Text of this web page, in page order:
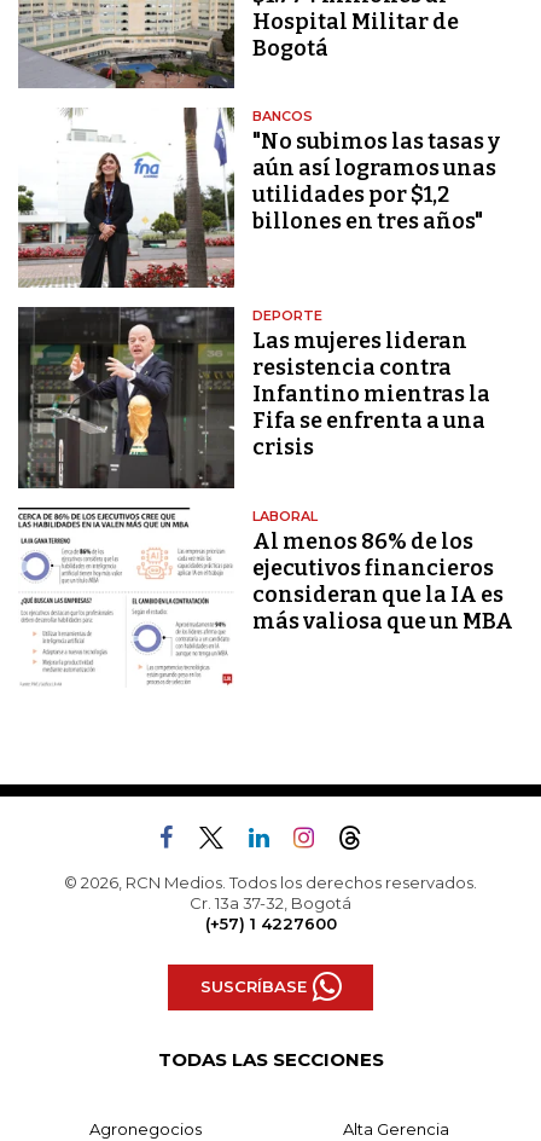
Hospital Militar de
Bogotá
BANCOS
"No subimos las tasas y
aún así logramos unas
utilidades por $1,2
billones en tres años"
DEPORTE
Las mujeres lideran
resistencia contra
Infantino mientras la
Fifa se enfrenta a una
crisis
LABORAL
Al menos 86% de los
ejecutivos financieros
consideran que la IA es
más valiosa que un MBA
© 2026, RCN Medios. Todos los derechos reservados.
Cr. 13a 37-32, Bogotá
(+57) 1 4227600
SUSCRÍBASE
TODAS LAS SECCIONES
Agronegocios Alta Gerencia